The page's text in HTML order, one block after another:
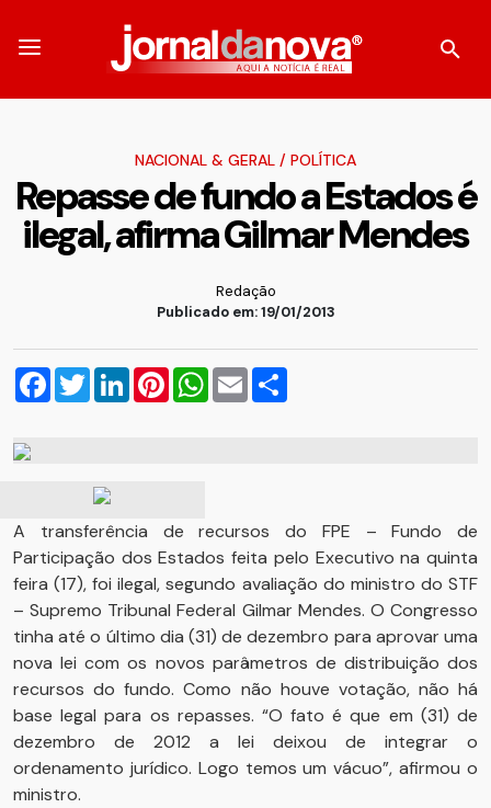
NACIONAL & GERAL / POLÍTICA
Repasse de fundo a Estados é
ilegal, afirma Gilmar Mendes
Redação
Publicado em: 19/01/2013
Facebook
TwitterLinkedInPinterestWhatsApp
Email
A transferência de recursos do FPE – Fundo de
Participação dos Estados feita pelo Executivo na quinta
feira (17), foi ilegal, segundo avaliação do ministro do STF
– Supremo Tribunal Federal Gilmar Mendes. O Congresso
tinha até o último dia (31) de dezembro para aprovar uma
nova lei com os novos parâmetros de distribuição dos
recursos do fundo. Como não houve votação, não há
base legal para os repasses. “O fato é que em (31) de
dezembro de 2012 a lei deixou de integrar o
ordenamento jurídico. Logo temos um vácuo”, afirmou o
ministro.